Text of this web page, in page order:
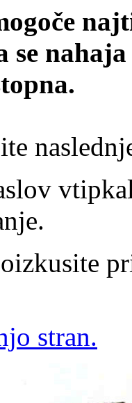
se
stran.